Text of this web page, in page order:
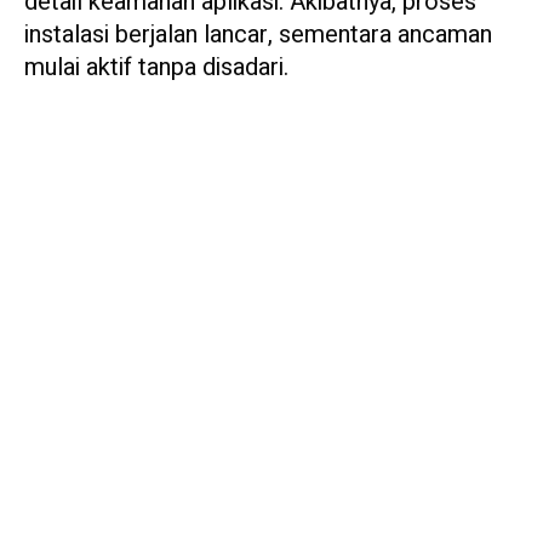
instalasi berjalan lancar, sementara ancaman
mulai aktif tanpa disadari.